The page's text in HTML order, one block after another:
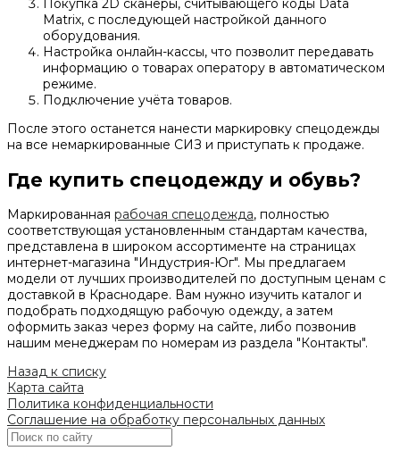
Покупка 2D сканеры, считывающего коды Data
Matrix, с последующей настройкой данного
оборудования.
Настройка онлайн-кассы, что позволит передавать
информацию о товарах оператору в автоматическом
режиме.
Подключение учёта товаров.
После этого останется нанести маркировку спецодежды
на все немаркированные СИЗ и приступать к продаже.
Где купить спецодежду и обувь?
Маркированная рабочая спецодежда, полностью
соответствующая установленным стандартам качества,
представлена в широком ассортименте на страницах
интернет-магазина "Индустрия-Юг". Мы предлагаем
модели от лучших производителей по доступным ценам с
доставкой в Краснодаре. Вам нужно изучить каталог и
подобрать подходящую рабочую одежду, а затем
оформить заказ через форму на сайте, либо позвонив
нашим менеджерам по номерам из раздела "Контакты".
Назад к списку
Карта сайта
Политика конфиденциальности
Соглашение на обработку персональных данных